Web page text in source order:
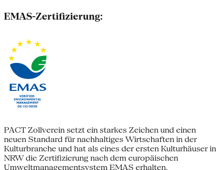
EMAS-Zertifizierung:
PACT Zollverein setzt ein starkes Zeichen und einen
neuen Standard für nachhaltiges Wirtschaften in der
Kulturbranche und hat als eines der ersten Kulturhäuser in
NRW die Zertifizierung nach dem europäischen
Umweltmanagementsystem EMAS erhalten.